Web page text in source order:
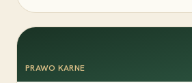
PRAWO KARNE